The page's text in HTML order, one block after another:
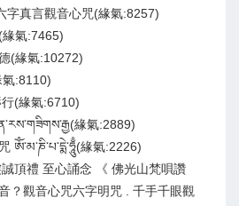
字真言觀音心咒(緣氣:8257)
氣:7465)
(緣氣:10272)
:8110)
(緣氣:6710)
緣氣:2889)
ཨོཾ་མ་ཎི་པ་དྨེ་ཧཱུྃ(緣氣:2226)
頂禮 至心誦念 《 佛光山梵唄讚
？觀音心咒六字明咒 . 千手千眼觀